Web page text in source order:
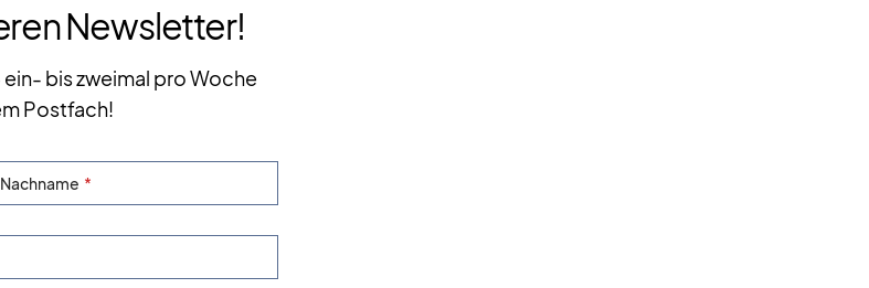
Newsletter!
bis zweimal pro Woche
Postfach!
Nachname